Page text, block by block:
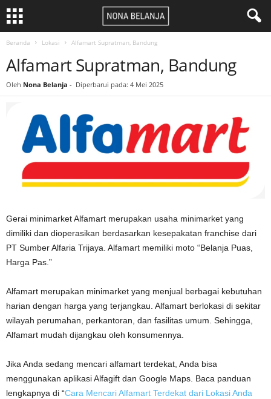
Beranda Lokasi Alfamart Supratman, Bandung
Alfamart Supratman, Bandung
Oleh Nona Belanja - Diperbarui pada: 4 Mei 2025
Gerai minimarket Alfamart merupakan usaha minimarket yang
dimiliki dan dioperasikan berdasarkan kesepakatan franchise dari
PT Sumber Alfaria Trijaya. Alfamart memiliki moto “Belanja Puas,
Harga Pas.”
Alfamart merupakan minimarket yang menjual berbagai kebutuhan
harian dengan harga yang terjangkau. Alfamart berlokasi di sekitar
wilayah perumahan, perkantoran, dan fasilitas umum. Sehingga,
Alfamart mudah dijangkau oleh konsumennya.
Jika Anda sedang mencari alfamart terdekat, Anda bisa
menggunakan aplikasi Alfagift dan Google Maps. Baca panduan
lengkapnya di “Cara Mencari Alfamart Terdekat dari Lokasi Anda